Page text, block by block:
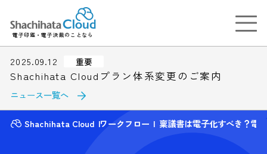
電子印鑑・電子決裁のことなら
2025.09.12 重要
Shachihata Cloudプラン体系変更のご案内
ニュース一覧へ
Shachihata Cloud ワークフロー 稟議書は電子化すべき？電